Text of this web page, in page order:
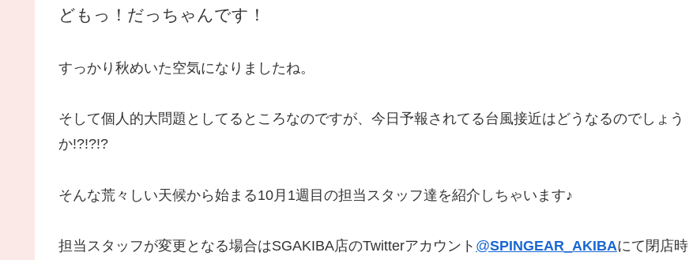
ど もっ！だっちゃんです！
すっかり秋めいた空気になりましたね。
そして個人的大問題としてるところなのですが、今日予報されてる台風接近はどうなるのでしょう
か!?!?!?
そんな荒々しい天候から始まる10月1週目の担当スタッフ達を紹介しちゃいます♪
担当スタッフが変更となる場合はSGAKIBA店のTwitterアカウント @SPINGEAR_AKIBAにて閉店時